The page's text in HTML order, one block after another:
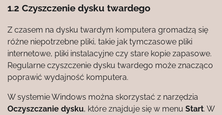
1.2 Czyszczenie dysku twardego
Z czasem na dysku twardym komputera gromadzą się
różne niepotrzebne pliki, takie jak tymczasowe pliki
internetowe, pliki instalacyjne czy stare kopie zapasowe.
Regularne czyszczenie dysku twardego może znacząco
poprawić wydajność komputera.
W systemie Windows można skorzystać z narzędzia
Oczyszczanie dysku, które znajduje się w menu Start. W